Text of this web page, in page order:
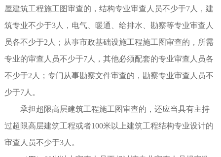
屋建筑工程施工图审查的，结构专业审查人员不少于7人，建
筑专业不少于3人，电气、暖通、给排水、勘察等专业审查人
员各不少于2人；从事市政基础设施工程施工图审查的，所需
专业的审查人员不少于7人，其他必须配套的专业审查人员各
不少于2人；专门从事勘察文件审查的，勘察专业审查人员不
少于7人。
承担超限高层建筑工程施工图审查的，还应当具有主持
过超限高层建筑工程或者100米以上建筑工程结构专业设计的
审查人员不少于3人。